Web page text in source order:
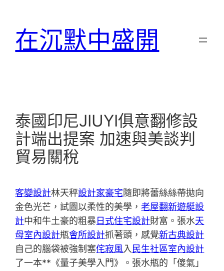
在沉默中盛開
泰國印尼JIUYI俱意翻修設
計端出提案 加速與美談判
貿易關稅
客變設計林天秤設計家豪宅隨即將蕾絲絲帶拋向
金色光芒，試圖以柔性的美學， 老屋翻新遊艇設
計中和牛土豪的粗暴日式住宅設計財富。張水天
母室內設計瓶會所設計抓著頭，感覺新古典設計
自己的腦袋被強制塞侘寂風入民生社區室內設計
了一本**《量子美學入門》。張水瓶的「傻氣」